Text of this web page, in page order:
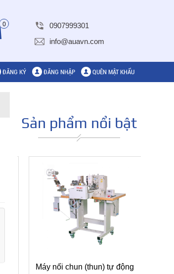
0
0907999301
info@auavn.com
ĐĂNG KÝ ĐĂNG NHẬP QUÊN MẬT KHẨU
Sản phẩm nổi bật
Máy may móc xích nhiều